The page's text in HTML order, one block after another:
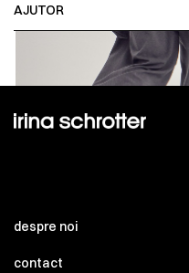
AJUTOR
despre noi
contact